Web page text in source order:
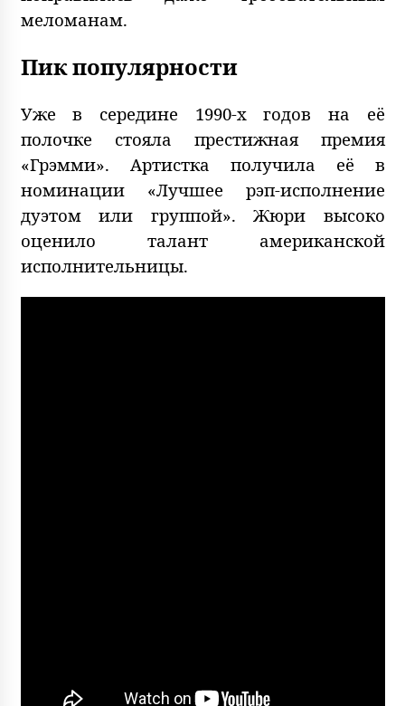
меломанам.
Пик популярности
Уже в середине 1990-х годов на её
полочке стояла престижная премия
«Грэмми». Артистка получила её в
номинации «Лучшее рэп-исполнение
дуэтом или группой». Жюри высоко
оценило талант американской
исполнительницы.